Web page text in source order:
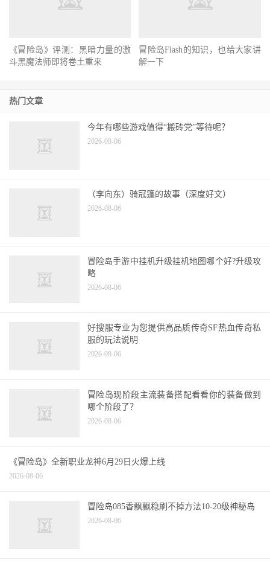
《冒险岛》评测：黑暗力量的激
斗黑魔法师即将卷土重来
冒险岛Flash的知识，也给大家讲
解一下
热门文章
今年有哪些游戏值得“搬砖党”等待呢？
2026-08-06
（李向东）骑冠篷的故事（深度好文）
2026-08-06
冒险岛手游中挂机升级挂机地图哪个好?升级攻
略
2026-08-06
好搜服专业为您提供高品质传奇SF热血传奇私
服的玩法说明
2026-08-06
冒险岛现阶段主流装备搭配看看你的装备做到
哪个阶段了？
2026-08-06
《冒险岛》全新职业龙神6月29日火爆上线
2026-08-06
冒险岛085香飘飘稳刷不掉方法10-20级神秘岛
2026-08-06